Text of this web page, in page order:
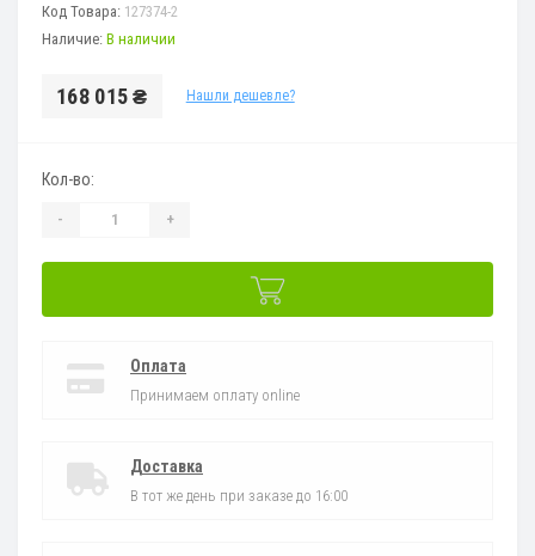
Код Товара: 127374-2
Наличие: В наличии
168 015 ₴ Нашли дешевле?
Кол-во:
- +
Оплата
Принимаем оплату online
Доставка
В тот же день при заказе до 16:00